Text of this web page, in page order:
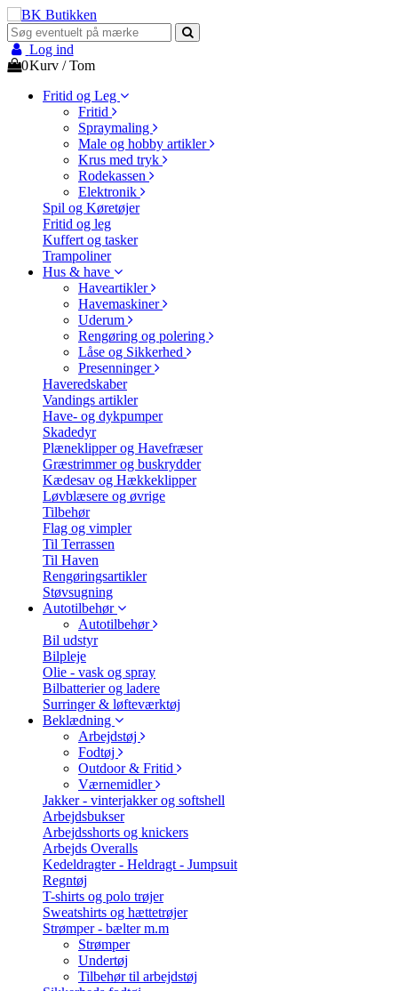
Log ind
0Kurv /Tom
Fritid og Leg
Fritid
Spraymaling
Male og hobby artikler
Krus med tryk
Rodekassen
Elektronik
Spil og Køretøjer
Fritid og leg
Kuffert og tasker
Trampoliner
Hus & have
Haveartikler
Havemaskiner
Uderum
Rengøring og polering
Låse og Sikkerhed
Presenninger
Haveredskaber
Vandings artikler
Have- og dykpumper
Skadedyr
Plæneklipper og Havefræser
Græstrimmer og buskrydder
Kædesav og Hækkeklipper
Løvblæsere og øvrige
Tilbehør
Flag og vimpler
Til Terrassen
Til Haven
Rengøringsartikler
Støvsugning
Autotilbehør
Autotilbehør
Bil udstyr
Bilpleje
Olie - vask og spray
Bilbatterier og ladere
Surringer & løfteværktøj
Beklædning
Arbejdstøj
Fodtøj
Outdoor & Fritid
Værnemidler
Jakker - vinterjakker og softshell
Arbejdsbukser
Arbejdsshorts og knickers
Arbejds Overalls
Kedeldragter - Heldragt - Jumpsuit
Regntøj
T-shirts og polo trøjer
Sweatshirts og hættetrøjer
Strømper - bælter m.m
Strømper
Undertøj
Tilbehør til arbejdstøj